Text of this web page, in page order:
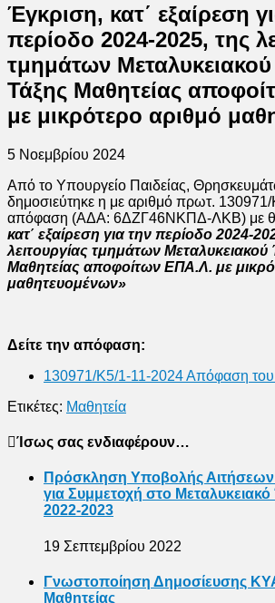
Έγκριση, κατ΄ εξαίρεση
περίοδο 2024-2025, της
τμημάτων
Τάξης Μαθητείας
με μικρότερο αριθμό
5 Νοεμβρίου 2024
Από το Υπουργείο Παιδείας,
δημοσιεύτηκε η με αριθμό πρωτ.
απόφαση (ΑΔΑ: 6ΔΖΓ46ΝΚΠΔ-ΛΚΒ) με
κατ΄ εξαίρεση για την περίοδο 2024-
λειτουργίας τμημάτων
Μαθητείας αποφοίτων ΕΠΑ.Λ. με
μαθητευομένων»
Δείτε την απόφαση:
130971/Κ5/1-11-2024 Απόφαση
Ετικέτες: Μαθητεία
Ίσως σας ενδιαφέρουν…
Πρόσκληση Υποβολής
για Συμμετοχή στο
2022-2023
19 Σεπτεμβρίου 2022
Γνωστοποίηση Δημοσίευσης
Μαθητείας